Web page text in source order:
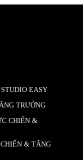
EASY
TRƯỞNG
CHIẾN &
& TĂNG